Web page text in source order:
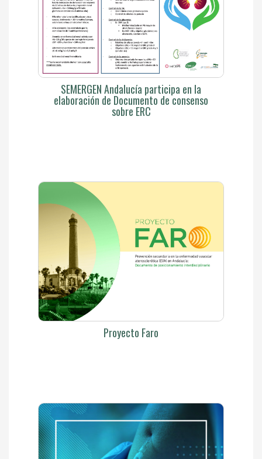
SEMERGEN Andalucía participa en la
elaboración de Documento de consenso
sobre ERC
Proyecto Faro